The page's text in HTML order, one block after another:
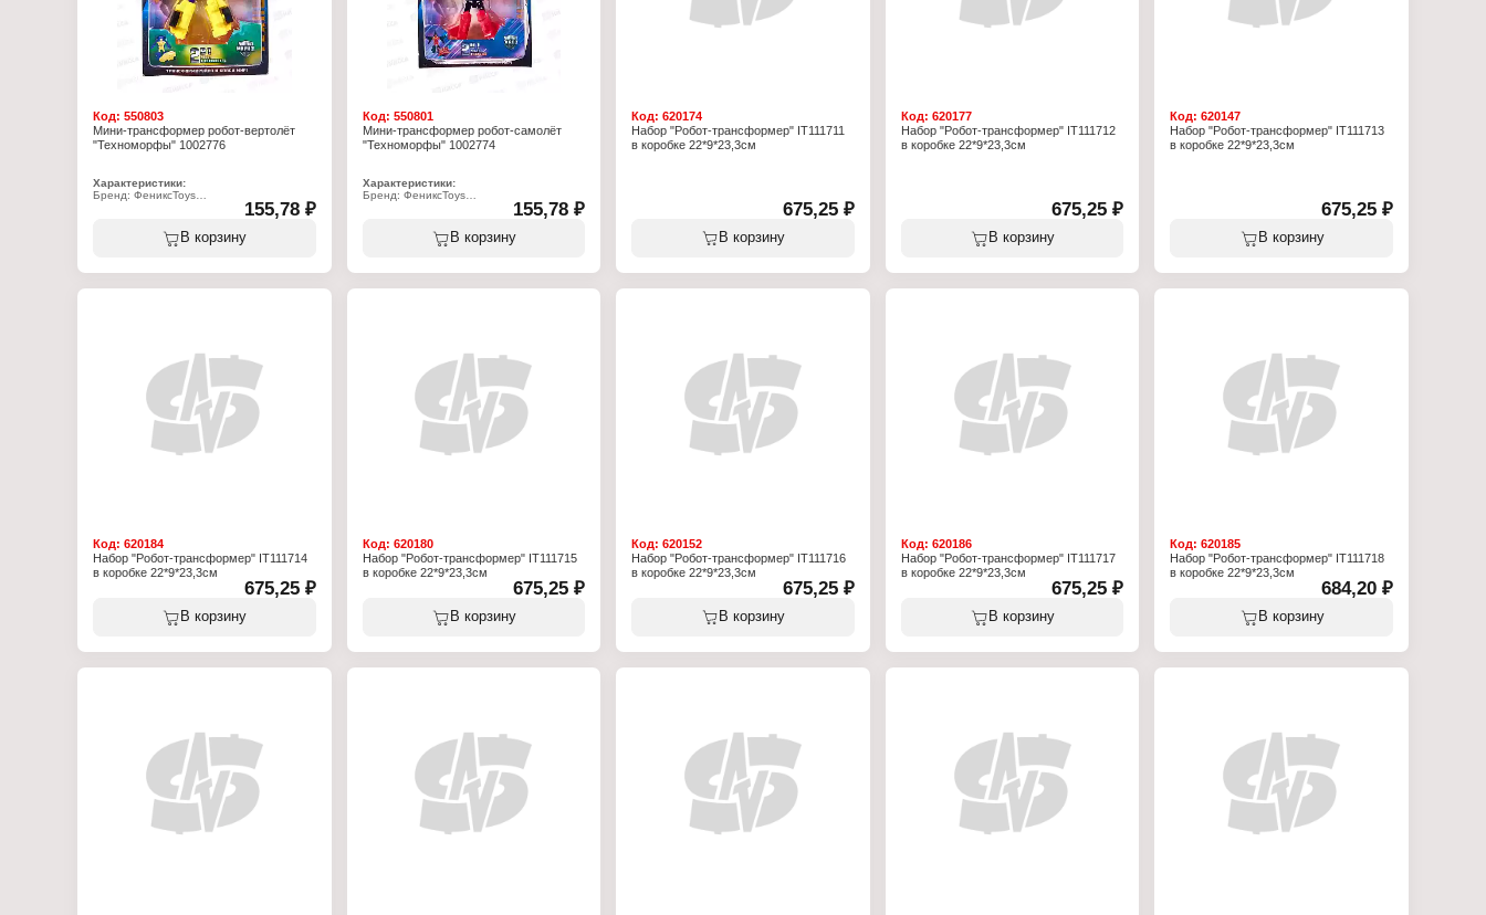
Код: 550803
Мини-трансформер робот-вертолёт
"Техноморфы" 1002776
Характеристики:
Бренд: ФениксToys
Серия: Техноморфы. Роботы-защитники
Тип товара: Робот
Вид: трансформер
Размер: 8х13 см
155,78 ₽
В корзину
Код: 550801
Мини-трансформер робот-самолёт
"Техноморфы" 1002774
Характеристики:
Бренд: ФениксToys
Серия: Техноморфы. Роботы-защитники
Тип товара: Робот
Вид: трансформер
Размер: 8х13 см
155,78 ₽
В корзину
Код:620174
Набор "Робот-трансформер" IT111711
в коробке 22*9*23,3см
675,25 ₽
В корзину
Код: 620177
Набор "Робот-трансформер" IT111712
в коробке 22*9*23,3см
675,25 ₽
В корзину
Код:620147
Набор "Робот-трансформер" IT111713
в коробке 22*9*23,3см
675,25 ₽
В корзину
Код: 620184
Набор "Робот-трансформер" IT111714
в коробке 22*9*23,3см
675,25 ₽
В корзину
Код: 620180
Набор "Робот-трансформер" IT111715
в коробке 22*9*23,3см
675,25 ₽
В корзину
Код:620152
Набор "Робот-трансформер" IT111716
в коробке 22*9*23,3см
675,25 ₽
В корзину
Код: 620186
Набор "Робот-трансформер" IT111717
в коробке 22*9*23,3см
675,25 ₽
В корзину
Код:620185
Набор "Робот-трансформер" IT111718
в коробке 22*9*23,3см
684,20 ₽
В корзину